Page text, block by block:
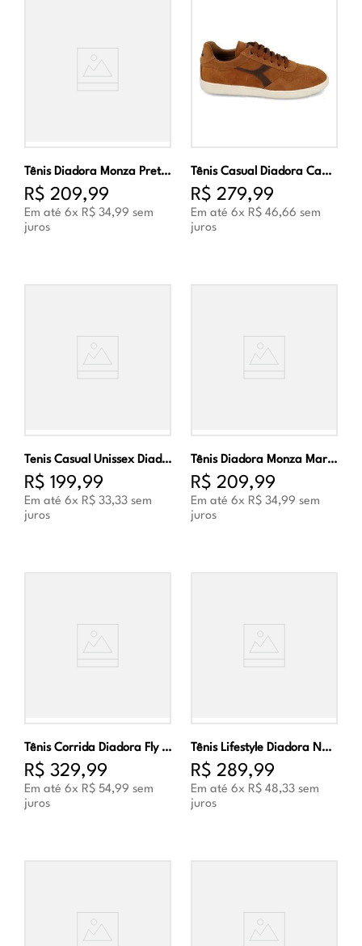
Tênis Diadora Monza Preto e Chumbo Unissex
R$ 209,99
Em até 6x R$ 34,99 sem
juros
Tênis Casual Diadora Capri Masculino Laranja
R$ 279,99
Em até 6x R$ 46,66 sem
juros
Tenis Casual Unissex Diadora Modena Branco e Verde
R$ 199,99
Em até 6x R$ 33,33 sem
juros
Tênis Diadora Monza Marinho e Branco Unissex
R$ 209,99
Em até 6x R$ 34,99 sem
juros
Tênis Corrida Diadora Fly Branco e Cinza Masculino
R$ 329,99
Em até 6x R$ 54,99 sem
juros
Tênis Lifestyle Diadora Napoles Masculino Marinho
R$ 289,99
Em até 6x R$ 48,33 sem
juros